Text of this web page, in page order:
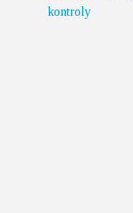
kontroly